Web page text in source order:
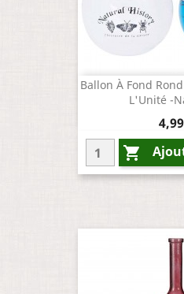
Ballon À Fond
L'Unité -
Prix
